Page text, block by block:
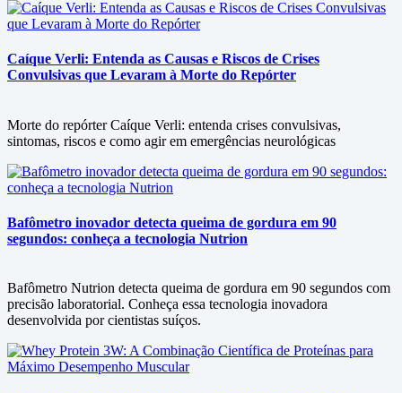
Caíque Verli: Entenda as Causas e Riscos de Crises
Convulsivas que Levaram à Morte do Repórter
Morte do repórter Caíque Verli: entenda crises convulsivas,
sintomas, riscos e como agir em emergências neurológicas
Bafômetro inovador detecta queima de gordura em 90
segundos: conheça a tecnologia Nutrion
Bafômetro Nutrion detecta queima de gordura em 90 segundos com
precisão laboratorial. Conheça essa tecnologia inovadora
desenvolvida por cientistas suíços.